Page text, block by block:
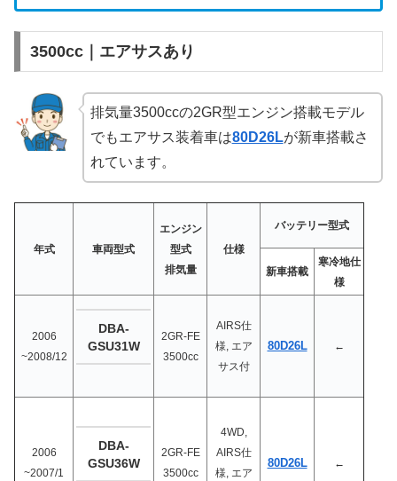
3500cc｜エアサスあり
排気量3500ccの2GR型エンジン搭載モデル
でもエアサス装着車は80D26Lが新車搭載さ
れています。
年式 車両型式
エンジン
型式
排気量
仕様
バッテリー型式
新車搭載
寒冷地仕
様
2006
~2008/12
DBA-
GSU31W
2GR-FE
3500cc
AIRS仕
様, エア
サス付
80D26L ←
2006
~2007/1
DBA-
GSU36W
2GR-FE
3500cc
4WD,
AIRS仕
様, エア
80D26L ←